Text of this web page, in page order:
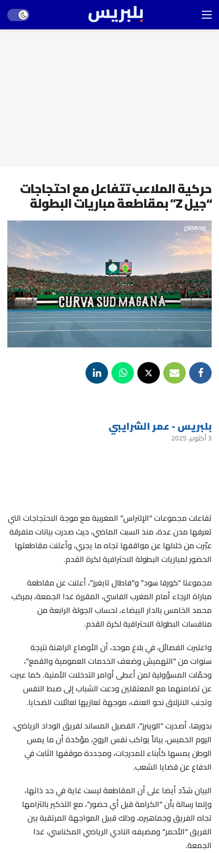
mode
حركية الملاعب تتفاعل مع احتجاجات
“جيل Z” بمقاطعة مباريات البطولة
بلبريس - عمر الشرايبي
3 أكتوبر، 2025
تفاعلت مجموعات “الإلتراس” المغربية مع موجة الاحتجاجات التي
تعرفها مدن عدة، منذ السبت الماضي، حيث صدرت بيانات متفرقة
عبّرت من خلالها عن مواقفها تجاه ما يجري، وأعلنت مقاطعتها
الحضور لمباريات البطولة الاحترافية لكرة القدم.
مجموعتا “كورفا سود” و”فاطال تايغرز”، أعلنت عن مقاطعة
مباراة الرجاء أمام المغرب الفاسي، المقررة غدا الجمعة، بمركب
محمد الخامس بالدار البيضاء، لحساب الجولة الرابعة من
منافسات البطولة الاحترافية لكرة القدم.
واعتبرت الفصائل، في بلاغ موحد، أن الأوضاع الراهنة نتيجة
سنوات من “التهميش وضعف الخدمات العمومية والقمع”،
وحمّلت المسؤولية لمن أعطى أوامر التدخلات الأمنية. كما عبرت
عن تضامنهما مع المعتقلين ودعت الشباب إلى ضبط النفس
وتجنب الانزلاق نحو العنف، موجهة تعازيها لعائلات الضحايا.
بدورها، أصدرت “الوينرز”، الفصيل المساند لفريق الوداد الرياضي،
اليوم الخميس، بياناً يواكب نفس الروح، مؤكدة أن ما يمس
الوطن يمسها كأبناء للمدرجات، ومجددة موقفها الثابت في
الدفاع عن قضايا الشعب.
البيان شدّد أيضا على أن المقاطعة ليست غاية في حد ذاتها،
وإنما رسالة بأن “الكرامة قبل أي حضور”، مع التذكير بالتزامها
تجاه الفريق وجماهيره، وذلك قبيل المواجهة المرتقبة بين
الفريق “الأحمر” ومضيفه النادي الرياضي المكناسي، غدا
الجمعة.